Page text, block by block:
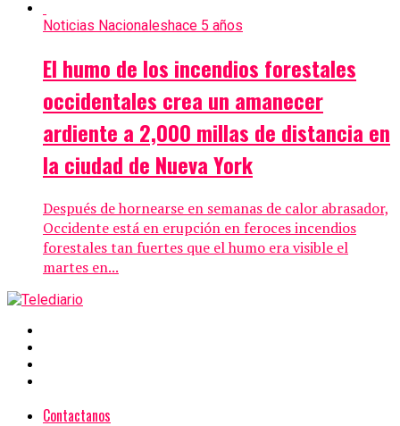
Noticias Nacionaleshace 5 años
El humo de los incendios forestales
occidentales crea un amanecer
ardiente a 2,000 millas de distancia en
la ciudad de Nueva York
Después de hornearse en semanas de calor abrasador,
Occidente está en erupción en feroces incendios
forestales tan fuertes que el humo era visible el
martes en...
Contactanos